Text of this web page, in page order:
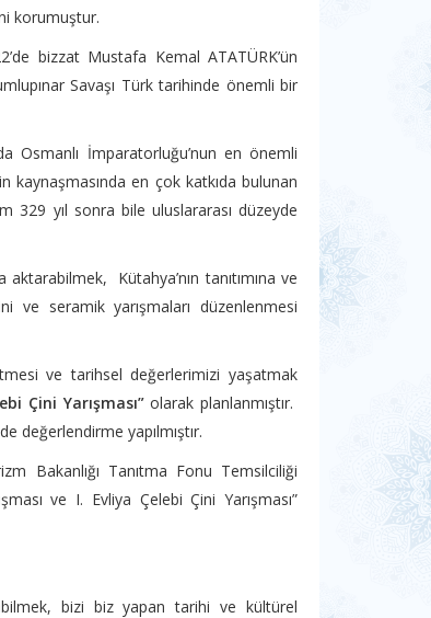
korumuştur.
bizzat Mustafa Kemal ATATÜRK’ün
Savaşı Türk tarihinde önemli bir
Osmanlı İmparatorluğu’nun en önemli
kaynaşmasında en çok katkıda bulunan
329 yıl sonra bile uluslararası düzeyde
aktarabilmek, Kütahya’nın tanıtımına ve
ve seramik yarışmaları düzenlenmesi
ve tarihsel değerlerimizi yaşatmak
Çini Yarışması”olarak planlanmıştır.
değerlendirme yapılmıştır.
Bakanlığı Tanıtma Fonu Temsilciliği
ve I. Evliya Çelebi Çini Yarışması”
bizi biz yapan tarihi ve kültürel